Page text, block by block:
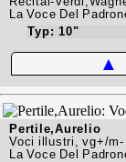
La Voce Del
Typ: 10"
▲
Pertile,Aurelio
Voci illustri, vg+/m-
La Voce Del